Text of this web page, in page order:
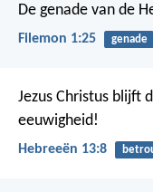
De genade van de
Filemon 1:25 genade
Jezus Christus blijft
eeuwigheid!
Hebreeën 13:8